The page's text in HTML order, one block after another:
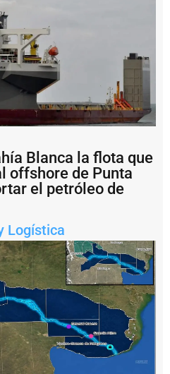
Blanca la flota que
offshore de Punta
el petróleo de
Logística